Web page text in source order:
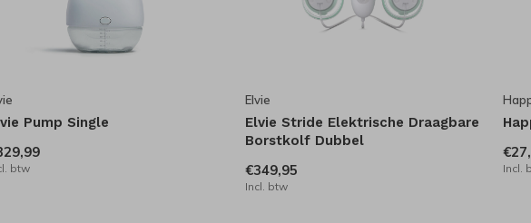
Pump Single
btw
Elvie
Elvie Stride Elektrische Draagbare
Borstkolf Dubbel
€349,95
Incl. btw
Incl.